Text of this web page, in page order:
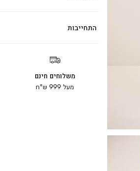
התחייבות
משלוחים חינם
מעל 999 ש"ח